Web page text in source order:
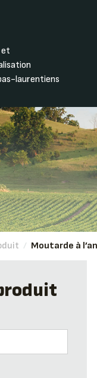
et
laurentiens
/ Moutarde à